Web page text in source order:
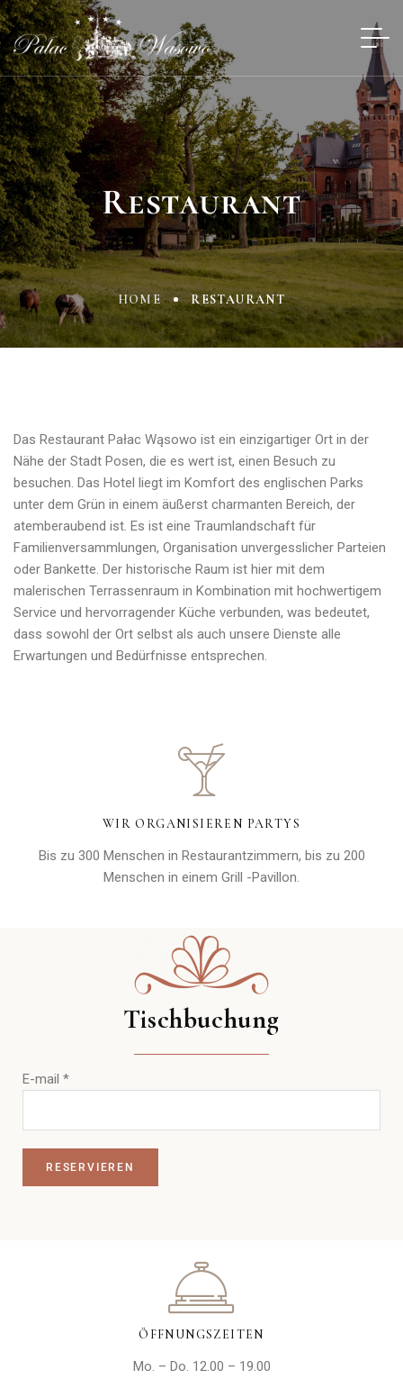
Restaurant
HOME RESTAURANT
Das Restaurant Pałac Wąsowo ist ein einzigartiger Ort in der
Nähe der Stadt Posen, die es wert ist, einen Besuch zu
besuchen. Das Hotel liegt im Komfort des englischen Parks
unter dem Grün in einem äußerst charmanten Bereich, der
atemberaubend ist. Es ist eine Traumlandschaft für
Familienversammlungen, Organisation unvergesslicher Parteien
oder Bankette. Der historische Raum ist hier mit dem
malerischen Terrassenraum in Kombination mit hochwertigem
Service und hervorragender Küche verbunden, was bedeutet,
dass sowohl der Ort selbst als auch unsere Dienste alle
Erwartungen und Bedürfnisse entsprechen.
WIR ORGANISIEREN PARTYS
Bis zu 300 Menschen in Restaurantzimmern, bis zu 200
Menschen in einem Grill -Pavillon.
Tischbuchung
E-mail *
RESERVIEREN
ÖFFNUNGSZEITEN
Mo. – Do. 12.00 – 19.00